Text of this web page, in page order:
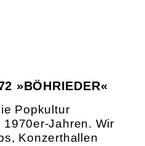
»BÖHRIEDER«
Popkultur
Jahren. Wir
Konzerthallen